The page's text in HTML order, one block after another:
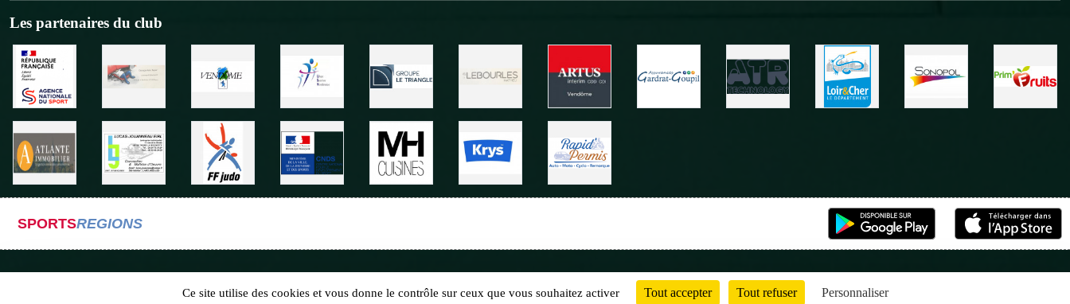
Les partenaires du club
SPORTSREGIONS
Ce site utilise des cookies et vous donne le contrôle sur ceux que vous souhaitez activer Tout accepter Tout refuser Personnaliser